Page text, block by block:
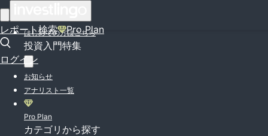
レポート検索 Pro Plan
ログイン
はじめての方はこちら
投資入門特集
お知らせ
アナリスト一覧
Pro Plan
カテゴリから探す